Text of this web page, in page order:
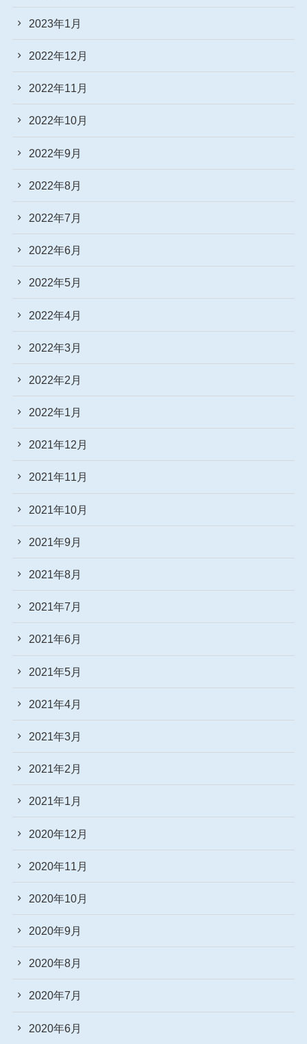
2023年1月
2022年12月
2022年11月
2022年10月
2022年9月
2022年8月
2022年7月
2022年6月
2022年5月
2022年4月
2022年3月
2022年2月
2022年1月
2021年12月
2021年11月
2021年10月
2021年9月
2021年8月
2021年7月
2021年6月
2021年5月
2021年4月
2021年3月
2021年2月
2021年1月
2020年12月
2020年11月
2020年10月
2020年9月
2020年8月
2020年7月
2020年6月